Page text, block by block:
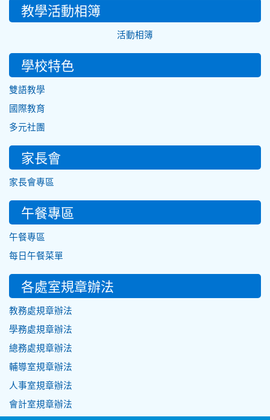
教學活動相簿
活動相簿
學校特色
雙語教學
國際教育
多元社團
家長會
家長會專區
午餐專區
午餐專區
每日午餐菜單
各處室規章辦法
教務處規章辦法
學務處規章辦法
總務處規章辦法
輔導室規章辦法
人事室規章辦法
會計室規章辦法